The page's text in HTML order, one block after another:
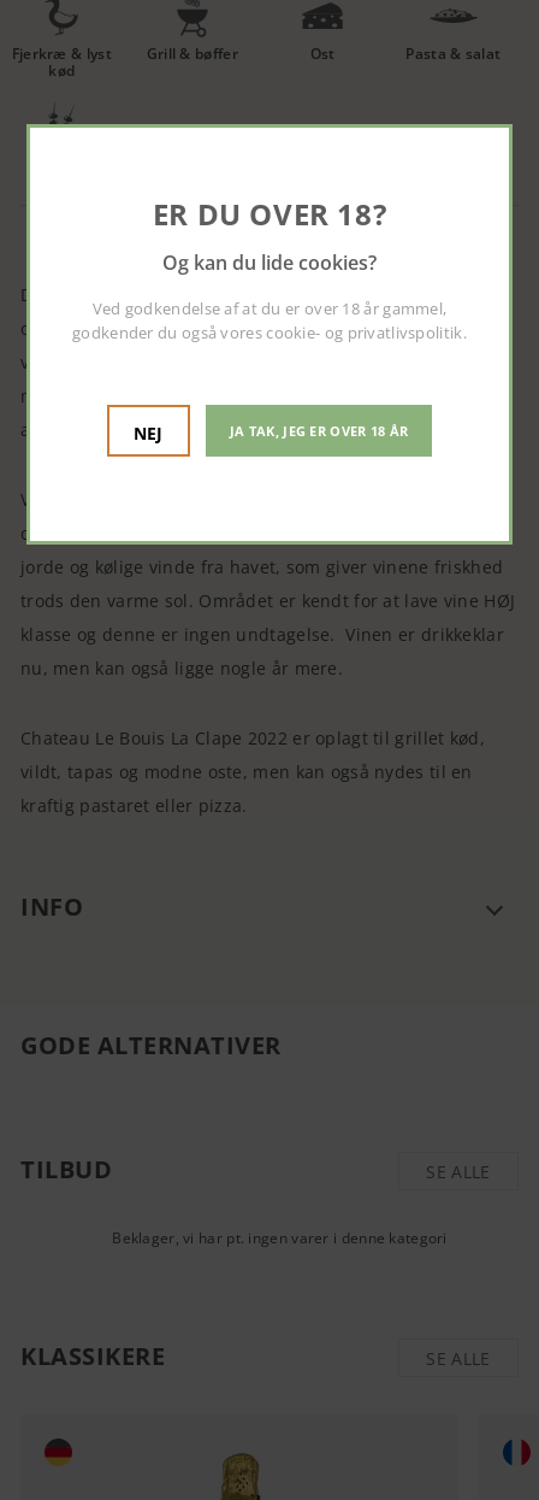
Duften byder på mørke kirsebær, solbær, middelhavsurter
og et strejf af peber. I smagen er den rund og
velstruktureret med modne tanniner og en fin balance
mellem frugt og krydderi. Eftersmagen er lang med noter
af lakrids og urter.
Vinen kommer fra det kendte lille område La Clape-
området i Languedoc, et terroir der er kendt for kalkrige
jorde og kølige vinde fra havet, som giver vinene friskhed
trods den varme sol. Området er kendt for at lave vine HØJ
klasse og denne er ingen undtagelse. Vinen er drikkeklar
nu, men kan også ligge nogle år mere.
Chateau Le Bouis La Clape 2022 er oplagt til grillet kød,
vildt, tapas og modne oste, men kan også nydes til en
kraftig pastaret eller pizza.
Fjerkræ & lyst
kød
Grill & bøffer Ost Pasta & salat
INFO
GODE ALTERNATIVER
TILBUD SE ALLE
Beklager, vi har pt. ingen varer i denne kategori
KLASSIKERE SE ALLE
ER DU OVER 18?
Og kan du lide cookies?
Ved godkendelse af at du er over 18 år gammel,
godkender du også vorescookie- og privatlivspolitik.
NEJ JA TAK, JEG ER OVER 18 ÅR